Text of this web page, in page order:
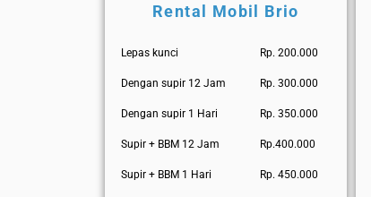
Rental Mobil Brio
Lepas kunci Rp. 200.000
Dengan supir 12 Jam Rp. 300.000
Dengan supir 1 Hari Rp. 350.000
Supir + BBM 12 Jam Rp.400.000
Supir + BBM 1 Hari Rp. 450.000